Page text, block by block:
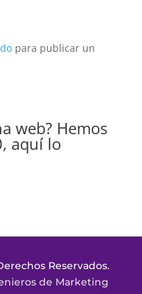
para publicar un
web? Hemos
aquí lo
Reservados.
de Marketing